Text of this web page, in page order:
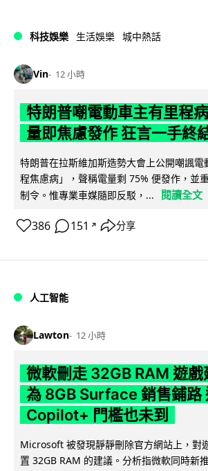
科技娛樂 生活娛樂 城中熱話
Vin 12 小時
特朗普嘲電動車主有里程
量即焦慮發作 狂言一手終
特朗普在拉斯維加斯造勢大會上公開嘲諷電
程焦慮病」，聲稱電量剩 75% 便發作，並
制令。惟專業車媒隨即反駁，...
閱讀全文
386 151 ↗ 分享
人工智能
Lawton 12 小時
微軟刪走 32GB RAM 遊戲
為 8GB Surface 銷售鋪路
Copilot+ 門檻也未到
Microsoft 被發現靜靜刪除官方網站上，對
置 32GB RAM 的建議。分析指微軟同時新